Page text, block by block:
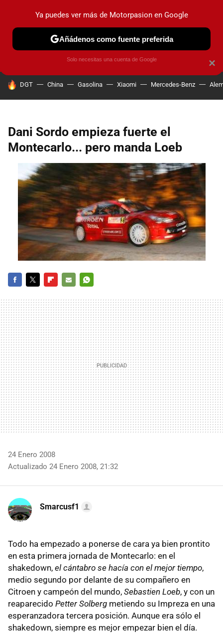
PRUEBAS COCHES ELÉCTRICOS OBSERVATORIO
HOY SE HABLA DE
DGT China Gasolina Xiaomi Mercedes-Benz
Dani Sordo empieza fuerte el
Montecarlo... pero manda Loeb
MAIL
24 Enero 2008
Actualizado 24 Enero 2008, 21:32
Smarcusf1
Todo ha empezado a ponerse de cara ya bien prontito
en esta primera jornada de Montecarlo: en el
shakedown, el cántabro se hacía con el mejor tiempo,
medio segundo por delante de su compañero en
Citroen y campeón del mundo, Sebastien Loeb, y con un
reaparecido Petter Solberg metiendo su Impreza en una
esperanzadora tercera posición. Aunque era sólo el
shakedown, siempre es mejor empezar bien el día.
×
Ya puedes ver más de Motorpasion en Google
Añádenos como fuente preferida
Solo necesitas una cuenta de Google